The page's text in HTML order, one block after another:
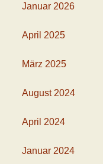
Januar 2026
April 2025
März 2025
August 2024
April 2024
Januar 2024